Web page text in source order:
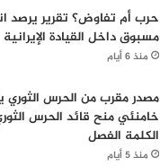
حرب أم تفاوض؟ تقرير يرصد
مسبوق داخل القيادة الإيرانية
منذ 6 أيام
مصدر مقرب من الحرس الثوري
خامنئي منح قائد الحرس
الكلمة الفصل
منذ 5 أيام